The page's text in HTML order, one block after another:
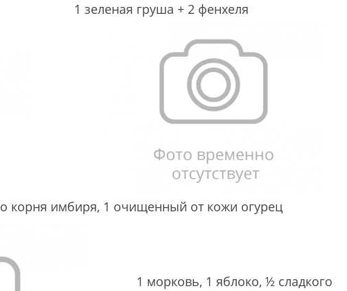
1 зеленая груша + 2 фенхеля
корня имбиря, 1 очищенный от кожи огурец
1 морковь, 1 яблоко, ½ сладкого